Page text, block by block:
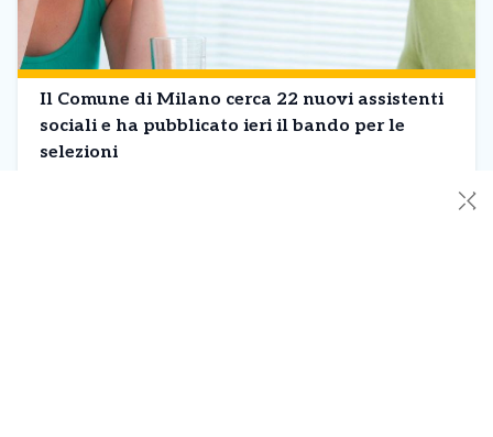
Il Comune di Milano cerca 22 nuovi assistenti
sociali e ha pubblicato ieri il bando per le
selezioni
✕